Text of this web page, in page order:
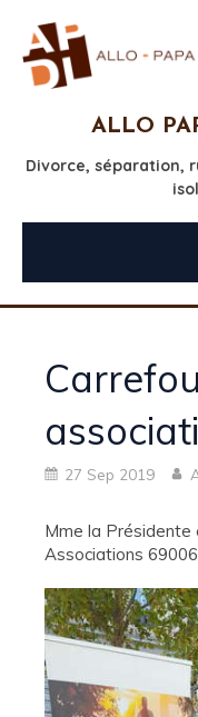
ALLO
Divorce, séparation,
27 Sep 2019
Mme la Présidente
Associations 69006